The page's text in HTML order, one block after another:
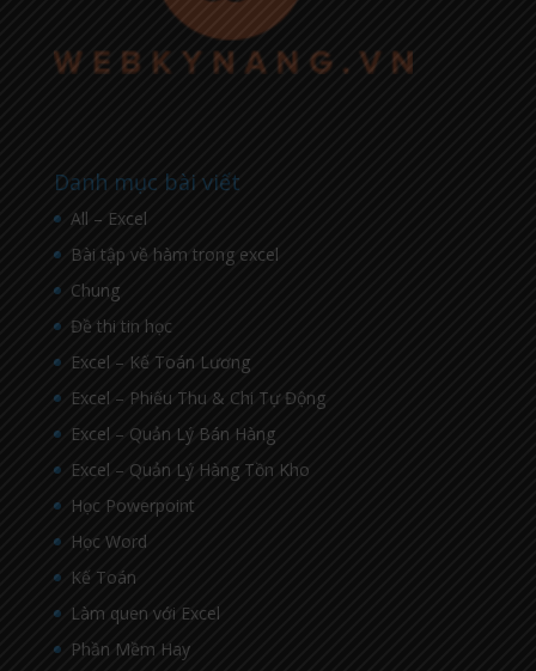
Danh mục bài viết
All – Excel
Bài tập về hàm trong excel
Chung
Đề thi tin học
Excel – Kế Toán Lương
Excel – Phiếu Thu & Chi Tự Động
Excel – Quản Lý Bán Hàng
Excel – Quản Lý Hàng Tồn Kho
Học Powerpoint
Học Word
Kế Toán
Làm quen với Excel
Phần Mềm Hay